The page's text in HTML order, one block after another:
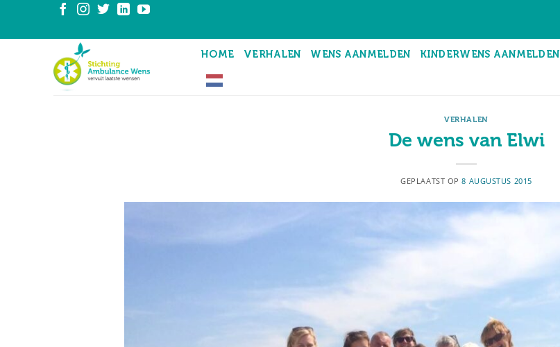
inhoud
HOME VERHALEN WENS AANMELDEN KINDERWENS AANMELDEN
VERHALEN
De wens van Elwi
GEPLAATST OP8 AUGUSTUS 2015